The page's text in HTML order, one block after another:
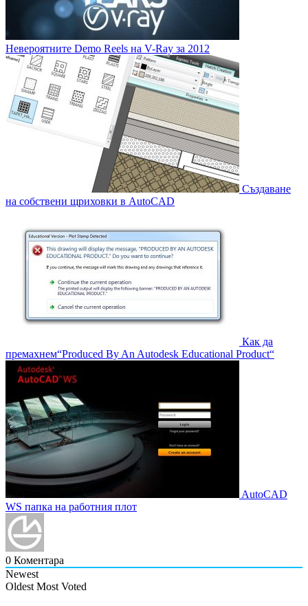
Невероятните Demo Reels на V-Ray за 2012
Създаване
на собствени щриховки в AutoCAD
Как да
премахнем“Produced By An Autodesk Educational Product“
AutoCAD
WS папка на работния плот
0 Коментара
Newest
Oldest Most Voted